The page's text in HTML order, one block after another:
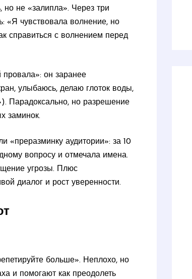
но не «залипла». Через три
«Я чувствовала волнение, но
справиться с волнением перед
провала»: он заранее
улыбаюсь, делаю глоток воды,
Парадоксально, но разрешение
заминок.
«преразминку аудитории»: за 10
вопросу и отмечала имена.
угрозы. Плюс
диалог и рост уверенности.
больше». Неплохо, но
и помогают как преодолеть